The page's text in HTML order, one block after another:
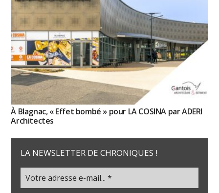
À Blagnac, « Effet bombé » pour LA COSINA par ADERI
Architectes
LA NEWSLETTER DE CHRONIQUES !